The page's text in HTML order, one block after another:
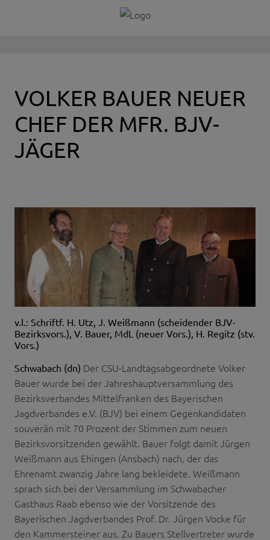
VOLKER BAUER NEUER
CHEF DER MFR. BJV-
JÄGER
v.l.: Schriftf. H. Utz, J. Weißmann (scheidender BJV-
Bezirksvors.), V. Bauer, MdL (neuer Vors.), H. Regitz (stv.
Vors.)
Schwabach (dn) Der CSU-Landtagsabgeordnete Volker
Bauer wurde bei der Jahreshauptversammlung des
Bezirksverbandes Mittelfranken des Bayerischen
Jagdverbandes e.V. (BJV) bei einem Gegenkandidaten
souverän mit 70 Prozent der Stimmen zum neuen
Bezirksvorsitzenden gewählt. Bauer folgt damit Jürgen
Weißmann aus Ehingen (Ansbach) nach, der das
Ehrenamt zwanzig Jahre lang bekleidete. Weißmann
sprach sich bei der Versammlung im Schwabacher
Gasthaus Raab ebenso wie der Vorsitzende des
Bayerischen Jagdverbandes Prof. Dr. Jürgen Vocke für
den Kammersteiner aus. Zu Bauers Stellvertreter wurde